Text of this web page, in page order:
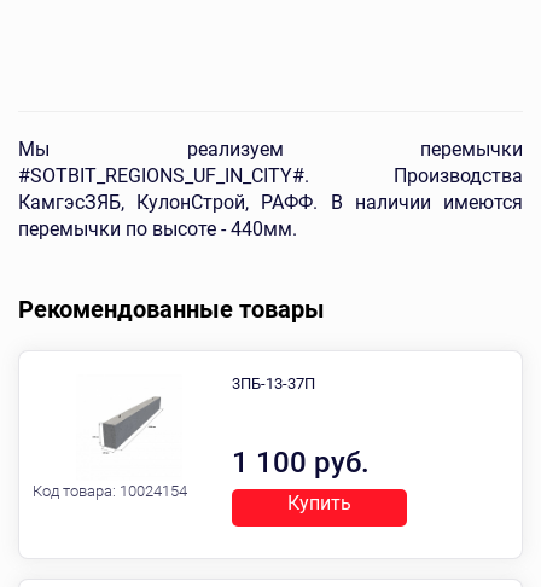
Мы реализуем перемычки
#SOTBIT_REGIONS_UF_IN_CITY#. Производства
КамгэсЗЯБ, КулонСтрой, РАФФ. В наличии имеются
перемычки по высоте - 440мм.
Рекомендованные товары
Код товара: 10024154
1 100 руб.
3ПБ-13-37П
Купить